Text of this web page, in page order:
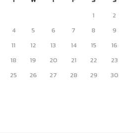
1
2
4 5 6 7 8
9
11 12 13 14 15
16
18 19 20 21 22
23
25 26 27 28 29
30